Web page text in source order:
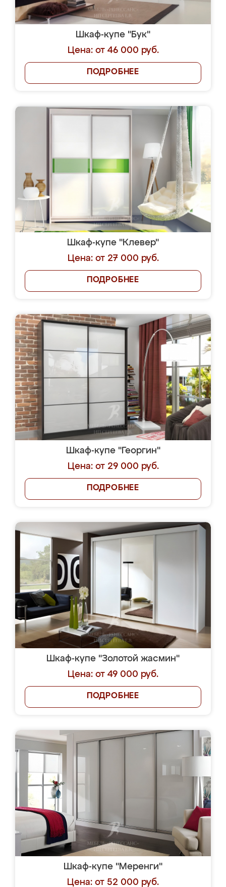
Шкаф-купе "Бук"
Цена: от 46 000 руб.
ПОДРОБНЕЕ
Шкаф-купе "Клевер"
Цена: от 27 000 руб.
ПОДРОБНЕЕ
Шкаф-купе "Георгин"
Цена: от 29 000 руб.
ПОДРОБНЕЕ
Шкаф-купе "Золотой жасмин"
Цена: от 49 000 руб.
ПОДРОБНЕЕ
Шкаф-купе "Меренги"
Цена: от 52 000 руб.